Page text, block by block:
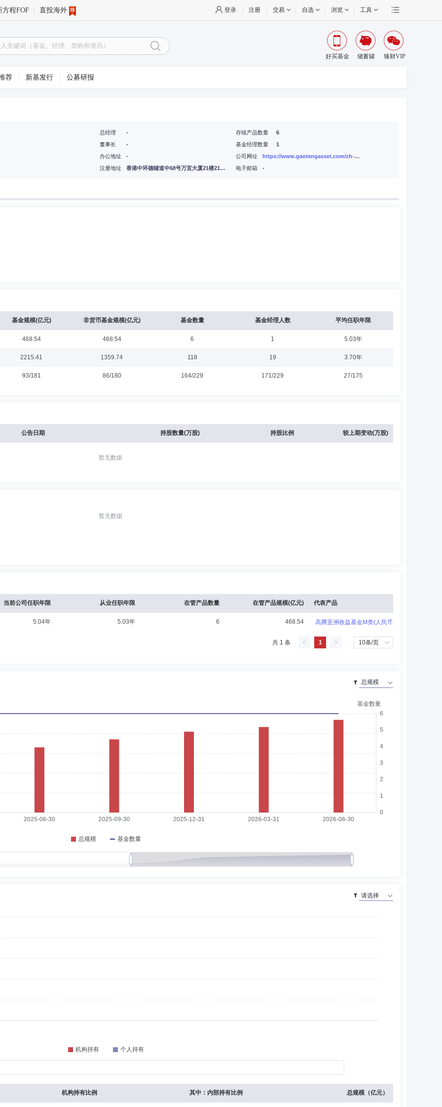
方程FOF 直投海外 登录 注册 交易 自选 浏览 工具
好买基金 储蓄罐 臻财VIP
荐 新基发行 公募研报
总经理
-
董事长
-
存续产品数量
6
基金经理数量
1
办公地址
-
注册地址
香港中环德辅道中68号万宜大厦21楼2105-07室
公司网址
https://www.gaotengasset.com/zh-cn/
电子邮箱
-
基金规模(亿元) 非货币基金规模(亿元) 基金数量 基金经理人数 平均任职年限
468.54 468.54 6 1 5.03年
2215.41 1359.74 118 19 3.70年
93/181 86/180 164/229 171/229 27/175
公告日期 持股数量(万股) 持股比例 较上期变动(万股)
暂无数据
暂无数据
当前公司任职年限 从业任职年限 在管产品数量 在管产品规模(亿元) 代表产品
5.04年 5.03年 6 468.54 高腾亚洲收益基金M类(人民币)-累积
共 1 条 1
机构持有比例 其中：内部持有比例 总规模（亿元）